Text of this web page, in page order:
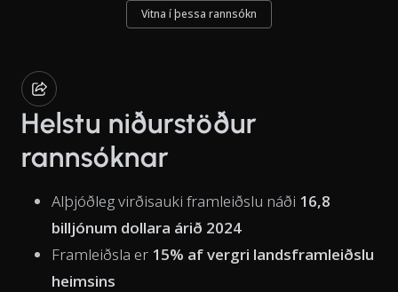
Vitna í þessa rannsókn
Helstu niðurstöður
rannsóknar
Alþjóðleg virðisauki framleiðslu náði 16,8
billjónum dollara árið 2024
Framleiðsla er 15% af vergri landsframleiðslu
heimsins